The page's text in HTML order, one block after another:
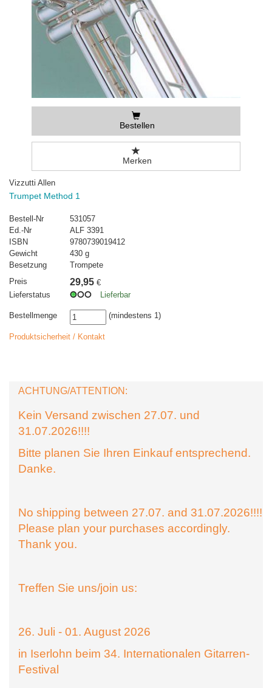
Bestellen
Merken
Vizzutti Allen
Trumpet Method 1
Bestell-Nr
531057
Ed.-Nr
ALF 3391
ISBN
9780739019412
Gewicht
430 g
Besetzung
Trompete
Preis
29,95 €
Lieferstatus
Lieferbar
Bestellmenge (mindestens 1)
Produktsicherheit / Kontakt
ACHTUNG/ATTENTION:
Kein Versand zwischen 27.07. und
31.07.2026!!!!
Bitte planen Sie Ihren Einkauf entsprechend.
Danke.
No shipping between 27.07. and 31.07.2026!!!!
Please plan your purchases accordingly.
Thank you.
Treffen Sie uns/join us:
26. Juli - 01. August 2026
in Iserlohn beim 34. Internationalen Gitarren-
Festival